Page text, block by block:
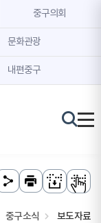
중구의회
문화관광
내편중구
중구소식 보도자료